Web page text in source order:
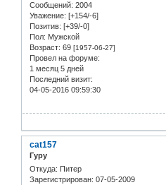
Сообщений: 2004
Уважение: [+154/-6]
Позитив: [+39/-0]
Пол: Мужской
Возраст: 69 [1957-06-27]
Провел на форуме:
1 месяц 5 дней
Последний визит:
04-05-2016 09:59:30
cat157
Гуру
Откуда: Питер
Зарегистрирован: 07-05-2009